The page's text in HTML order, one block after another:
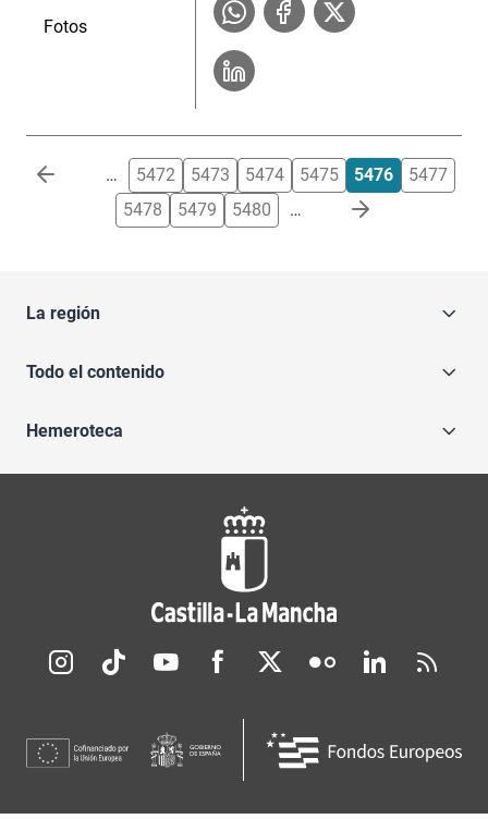
Fotos
Paginación … 5472 5473 5474 5475 5476
5477
5478
5479 5480 …
La región
Todo el contenido
Hemeroteca
Redes sociales JCCM